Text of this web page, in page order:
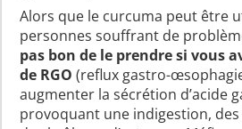
Alors que le curcuma peut être
personnes souffrant de
pas bon de le prendre si vous
de RGO(reflux gastro-
augmenter la sécrétion d’acide
provoquant une indigestion, des